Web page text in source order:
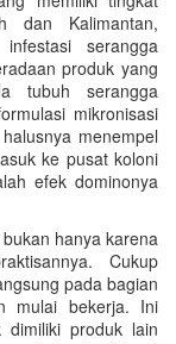
dan Kalimantan,
serangga
produk yang
tubuh serangga
mikronisasi
menempel
ke pusat koloni
efek dominonya
hanya karena
Cukup
pada bagian
mulai bekerja. Ini
dimiliki produk lain